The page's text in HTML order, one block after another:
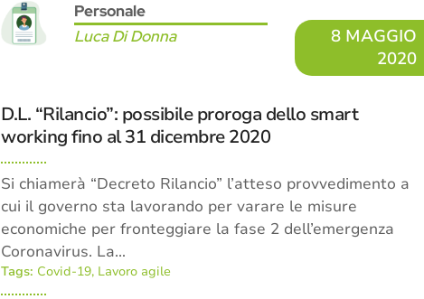
Personale
Luca Di Donna
8 MAGGIO
2020
D.L. “Rilancio”: possibile proroga dello smart
working fino al 31 dicembre 2020
Si chiamerà “Decreto Rilancio” l’atteso provvedimento a
cui il governo sta lavorando per varare le misure
economiche per fronteggiare la fase 2 dell’emergenza
Coronavirus. La…
Tags: Covid-19, Lavoro agile